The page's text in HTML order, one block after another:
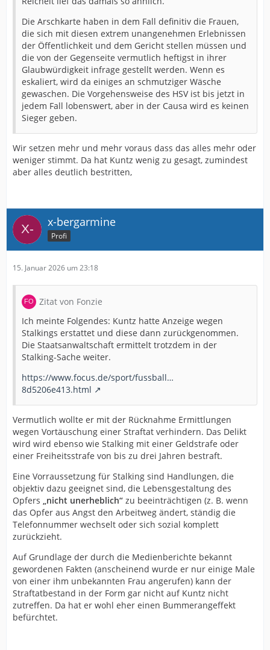
Die Arschkarte haben in dem Fall definitiv die Frauen,
die sich mit diesen extrem unangenehmen Erlebnissen
der Öffentlichkeit und dem Gericht stellen müssen und
die von der Gegenseite vermutlich heftigst in ihrer
Glaubwürdigkeit infrage gestellt werden. Wenn es
eskaliert, wird da einiges an schmutziger Wäsche
gewaschen. Die Vorgehensweise des HSV ist bis jetzt in
jedem Fall lobenswert, aber in der Causa wird es keinen
Sieger geben.
Wir setzen mehr und mehr voraus dass das alles mehr oder
weniger stimmt. Da hat Kuntz wenig zu gesagt, zumindest
aber alles deutlich bestritten,
x-bergarmine
Profi
15. Januar 2026 um 23:18
Zitat von Fonzie
Ich meinte Folgendes: Kuntz hatte Anzeige wegen
Stalkings erstattet und diese dann zurückgenommen.
Die Staatsanwaltschaft ermittelt trotzdem in der
Stalking-Sache weiter.
https://www.focus.de/sport/fussball…
8d5206e413.html
Vermutlich wollte er mit der Rücknahme Ermittlungen
wegen Vortäuschung einer Straftat verhindern. Das Delikt
wird wird ebenso wie Stalking mit einer Geldstrafe oder
einer Freiheitsstrafe von bis zu drei Jahren bestraft.
Eine Vorraussetzung für Stalking sind Handlungen, die
objektiv dazu geeignet sind, die Lebensgestaltung des
Opfers
„nicht unerheblich“ zu beeinträchtigen (z. B. wenn
das Opfer aus Angst den Arbeitweg ändert, ständig die
Telefonnummer wechselt oder sich sozial komplett
zurückzieht.
Auf Grundlage der durch die Medienberichte bekannt
gewordenen Fakten (anscheinend wurde er nur einige Male
von einer ihm unbekannten Frau angerufen) kann der
Straftatbestand in der Form gar nicht auf Kuntz nicht
zutreffen. Da hat er wohl eher einen Bummerangeffekt
befürchtet.